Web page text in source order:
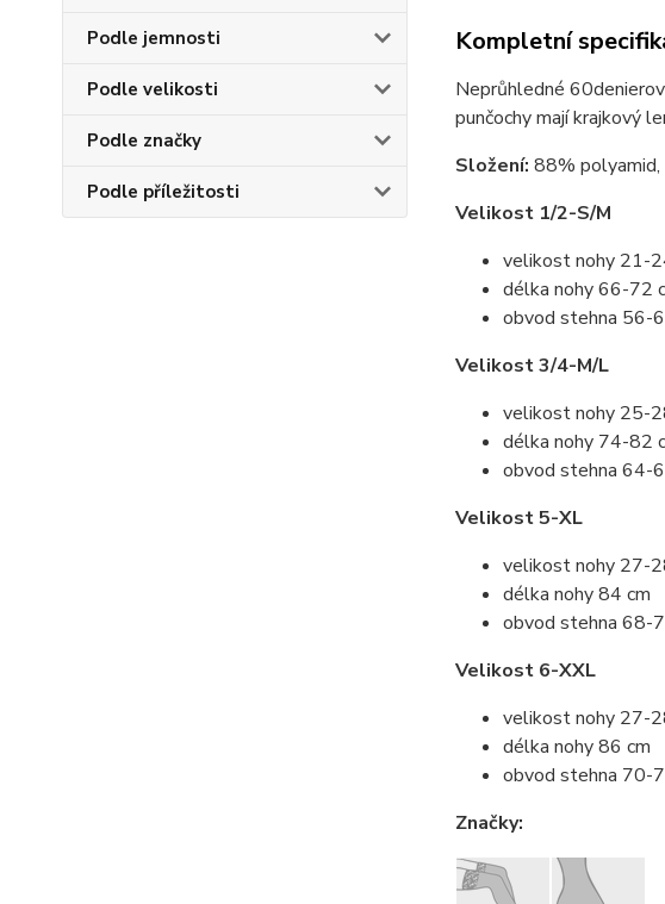
Podle jemnosti
Podle velikosti
Podle značky
Podle příležitosti
Kompletní
Neprůhledné
punčochy mají krajkový
Složení: 88%
Velikost 1/2-S/M
velikost nohy 21-
délka nohy 66-72
obvod stehna 56-
Velikost 3/4-M/L
velikost nohy 25-
délka nohy 74-82
obvod stehna 64-
Velikost 5-XL
velikost nohy 27-
délka nohy 84 cm
obvod stehna 68-
Velikost 6-XXL
velikost nohy 27-
délka nohy 86 cm
obvod stehna 70-
Značky: